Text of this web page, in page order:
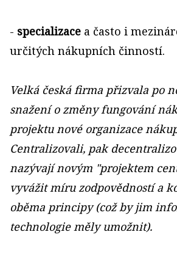
- specializace a často i
určitých nákupních činností.
Velká česká firma přizvala po
snažení o změny fungování
projektu nové organizace
Centralizovali, pak
nazývají novým "projektem
vyvážit míru zodpovědností a
oběma principy (což by jim
technologie měly umožnit).